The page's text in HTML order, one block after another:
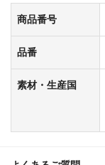
商品番号
品番
素材・生産国